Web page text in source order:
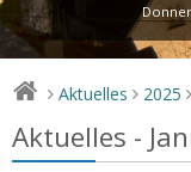
> Aktuelles > 2025 >
Aktuelles -